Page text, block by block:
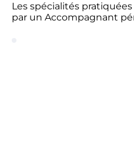
Les spécialités
par un Accompagnant